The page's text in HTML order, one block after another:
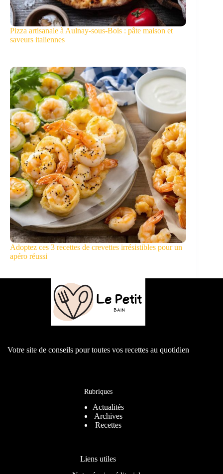
Pizza artisanale à Aulnay-sous-Bois : pâte maison et
saveurs italiennes
Adoptez ces 3 recettes de crevettes irrésistibles pour un
apéro réussi
Votre site de conseils pour toutes vos recettes au quotidien
Rubriques
Actualités
Archives
Recettes
Liens utiles